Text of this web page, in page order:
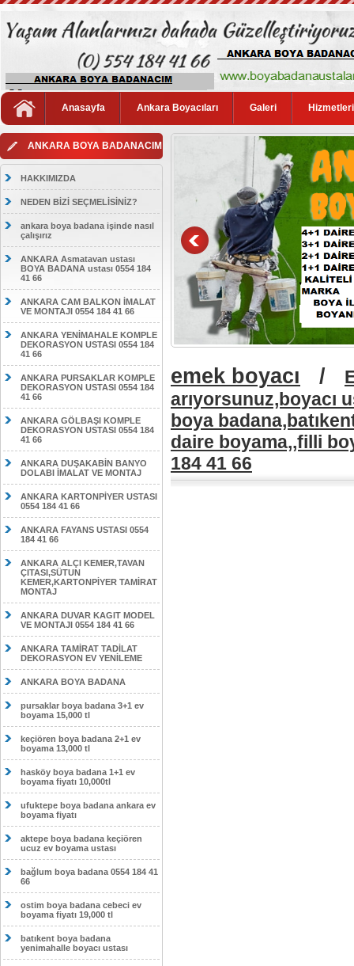
Anasayfa Ankara Boyacıları Galeri
ANKARA BOYA BADANACIM
HAKKIMIZDA
NEDEN BİZİ SEÇMELİSİNİZ?
ankara boya badana işinde nasıl
çalışırız
ANKARA Asmatavan ustası
BOYA BADANA ustası 0554 184
41 66
ANKARA CAM BALKON İMALAT
VE MONTAJI 0554 184 41 66
ANKARA YENİMAHALE KOMPLE
DEKORASYON USTASI 0554 184
41 66
ANKARA PURSAKLAR KOMPLE
DEKORASYON USTASI 0554 184
41 66
ANKARA GÖLBAŞI KOMPLE
DEKORASYON USTASI 0554 184
41 66
ANKARA DUŞAKABİN BANYO
DOLABI İMALAT VE MONTAJ
ANKARA KARTONPİYER USTASI
0554 184 41 66
ANKARA FAYANS USTASI 0554
184 41 66
ANKARA ALÇI KEMER,TAVAN
ÇITASI,SÜTUN
KEMER,KARTONPİYER TAMİRAT
MONTAJ
ANKARA DUVAR KAGIT MODEL
VE MONTAJI 0554 184 41 66
ANKARA TAMİRAT TADİLAT
DEKORASYON EV YENİLEME
ANKARA BOYA BADANA
pursaklar boya badana 3+1 ev
boyama 15,000 tl
keçiören boya badana 2+1 ev
boyama 13,000 tl
hasköy boya badana 1+1 ev
boyama fiyatı 10,000tl
ufuktepe boya badana ankara ev
boyama fiyatı
aktepe boya badana keçiören
ucuz ev boyama ustası
bağlum boya badana 0554 184 41
66
ostim boya badana cebeci ev
boyama fiyatı 19,000 tl
batıkent boya badana
yenimahalle boyacı ustası
emek boyacı /
arıyorsunuz,boyacı
boya
daire boyama,,filli
184 41 66